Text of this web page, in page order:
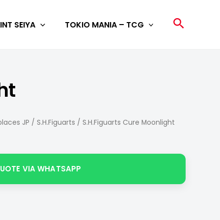
SEIYA TOKIO MANIA – TCG Search
JP /S.H.Figuarts / S.H.Figuarts Cure Moonlight
VIA WHATSAPP